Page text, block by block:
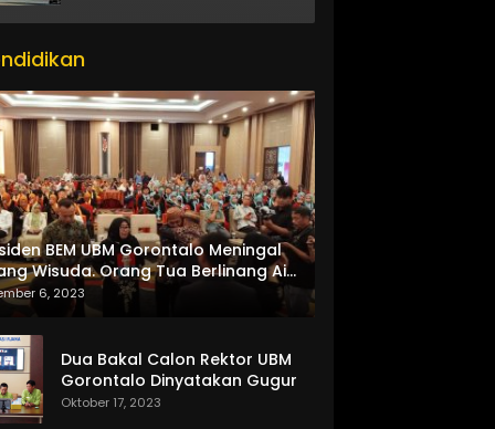
BEM UBM Gorontalo Meningal
Wisuda. Orang Tua Berlinang Air
Menerima SKL dan Pemasangan
6, 2023
Dua Bakal Calon Rektor UBM
Gorontalo Dinyatakan Gugur
Oktober 17, 2023